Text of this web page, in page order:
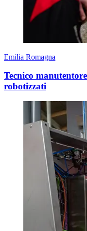
Emilia Romagna
Tecnico
robotizzati